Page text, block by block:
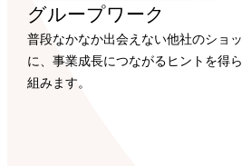
グループワーク
普段なかなか出会えない他社のショ
に、事業成長につながるヒントを得
組みます。